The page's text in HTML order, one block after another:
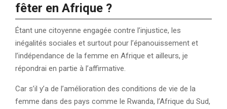
fêter en Afrique ?
Étant une citoyenne engagée contre l’injustice, les
inégalités sociales et surtout pour l’épanouissement et
l’indépendance de la femme en Afrique et ailleurs, je
répondrai en partie à l’affirmative.
Car s’il y’a de l’amélioration des conditions de vie de la
femme dans des pays comme le Rwanda, l’Afrique du Sud,